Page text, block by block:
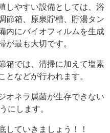
しやすい設備としては、浴
節箱、原泉貯槽、貯湯タン
内にバイオフィルムを生成
最も大切です。
箱では、清掃に加えて塩素
などが行われます。
オネラ属菌が生存できない
します。
していきましょう！！